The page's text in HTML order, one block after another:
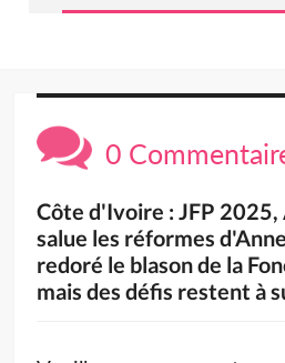
0
Côte d'Ivoire : JFP
salue les réformes
redoré le blason de la
mais des défis restent à